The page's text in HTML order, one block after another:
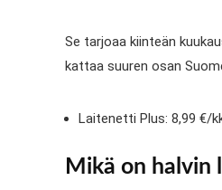
Se tarjoaa kiinteän
kattaa suuren osan
Laitenetti Plus: 8,99 €/
Mikä on halvin